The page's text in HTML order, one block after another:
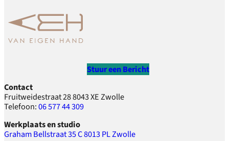
Stuur een Bericht
Contact
Fruitweidestraat 28 8043 XE Zwolle
Telefoon:06 577 44 309
Werkplaats en studio
Graham Bellstraat 35 C 8013 PL Zwolle